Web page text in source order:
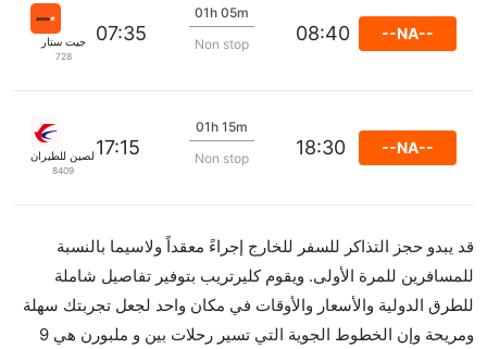
جيت ستار
728
07:35
01h 05m
Non stop
08:40 --NA--
شرق الصين للطيران
8409
17:15
01h 15m
Non stop
18:30 --NA--
قد يبدو حجز التذاكر للسفر للخارج إجراءً معقداً ولاسيما بالنسبة
للمسافرين للمرة الأولى. ويقوم كليرتريب بتوفير تفاصيل شاملة
للطرق الدولية والأسعار والأوقات في مكان واحد لجعل تجربتك سهلة
ومريحة وإن الخطوط الجوية التي تسير رحلات بين و ملبورن هي 9